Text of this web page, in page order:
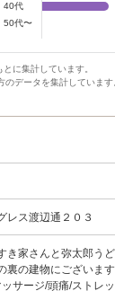
40代
50代〜
に集計しています。
データを集計しています
レス渡辺通２０３
家さんと弥太郎う
裏の建物にございま
サージ/頭痛/ストレ